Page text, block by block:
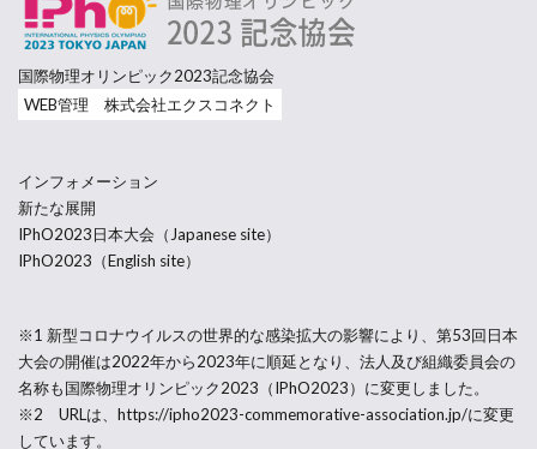
国際物理オリンピック2023記念協会
WEB管理 株式会社エクスコネクト
インフォメーション
新たな展開
IPhO2023日本大会（Japanese site）
IPhO2023（English site）
※1 新型コロナウイルスの世界的な感染拡大の影響により、第53回日本
大会の開催は2022年から2023年に順延となり、法人及び組織委員会の
名称も国際物理オリンピック2023（IPhO2023）に変更しました。
※2 URLは、https://ipho2023-commemorative-association.jp/に変更
しています。